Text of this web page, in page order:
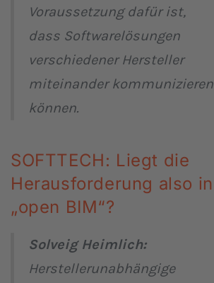
Voraussetzung dafür ist,
dass Softwarelösungen
verschiedener Hersteller
miteinander kommunizieren
können.
SOFTTECH: Liegt die
Herausforderung also in
„open BIM“?
Solveig Heimlich:
Herstellerunabhängige